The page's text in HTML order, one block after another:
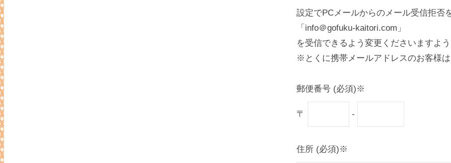
設定でPCメールからのメール受信拒否
「info＠gofuku-kaitori.com」
を受信できるよう変更くださいますよ
※とくに携帯メールアドレスのお客様
郵便番号 (必須)※
〒 -
住所 (必須)※